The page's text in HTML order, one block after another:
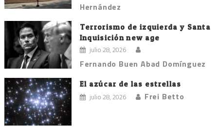
Hernández
Terrorismo de izquierda y Santa
Inquisición new age
julio 28, 2026
Fernando Buen Abad Domínguez
El azúcar de las estrellas
julio 28, 2026 Frei Betto